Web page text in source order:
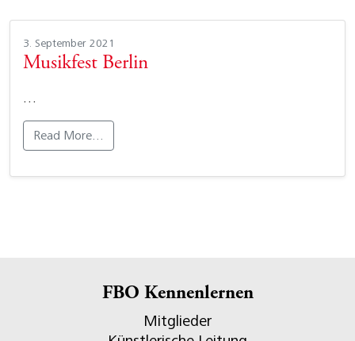
3. September 2021
Musikfest Berlin
…
Read More…
FBO Kennenlernen
Mitglieder